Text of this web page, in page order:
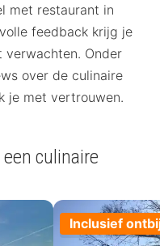
met restaurant in
feedback krijg je
verwachten. Onder
over de culinaire
je met vertrouwen.
culinaire
Inclusief